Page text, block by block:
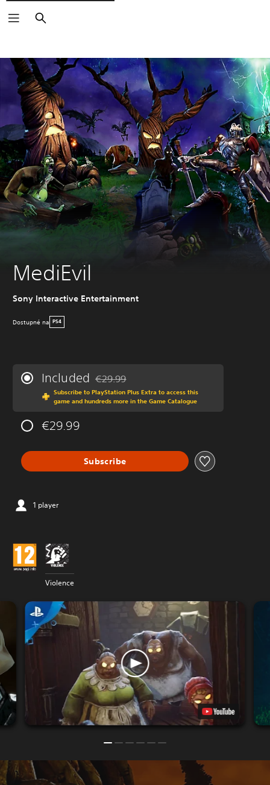
Vyhľadať
MediEvil
Sony Interactive Entertainment
Dostupné na PS4
Included Discounted from original price of €29.99
€29.99
Subscribe to PlayStation Plus Extra to access this
game and hundreds more in the Game Catalogue
€29.99
Subscribe
1 player
Violence